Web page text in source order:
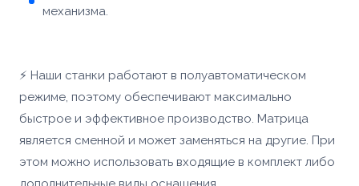
механизма.
⚡ Наши станки работают в полуавтоматическом
режиме, поэтому обеспечивают максимально
быстрое и эффективное производство. Матрица
является сменной и может заменяться на другие. При
этом можно использовать входящие в комплект либо
Доп. информация
Согласен с условиямиполитики
Согласен с условиямиполитики
конфиденциальностии правилами обработки
Согласен с условиямиполитики
конфиденциальностииправилами обработки
ПАЛЛЕТООБМОТЧИКОМ
YJPO-1650-K
Купить